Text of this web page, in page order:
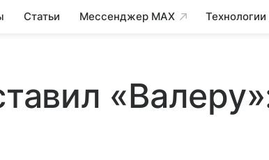
Статьи Мессенджер MAX Технологии